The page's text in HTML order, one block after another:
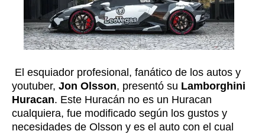
El esquiador profesional, fanático de los autos y
youtuber, Jon Olsson, presentó su Lamborghini
Huracan. Este Huracán no es un Huracan
cualquiera, fue modificado según los gustos y
necesidades de Olsson y es el auto con el cual